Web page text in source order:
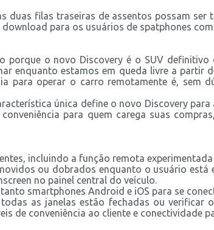
duas filas traseiras de assentos possam
para os usuários de spatphones
porque o novo Discovery é o SUV
enquanto estamos em queda livre a partir
para operar o carro remotamente é, sem
única define o novo Discovery
para quem carega suas
incluindo a função remota
ou dobrados enquanto o usuário
no painel central do veículo.
smartphones Android e iOS para se
as janelas estão fechadas ou
de conveniência ao cliente e conectividade